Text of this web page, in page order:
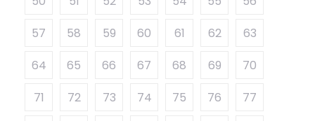
57
58 59 60 61 62
63
64
65 66 67 68 69
70
71
72 73 74 75 76
77